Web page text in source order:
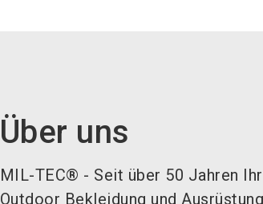
Über uns
MIL-TEC® - Seit über 50 Jahren
Outdoor Bekleidung und Ausrüstung